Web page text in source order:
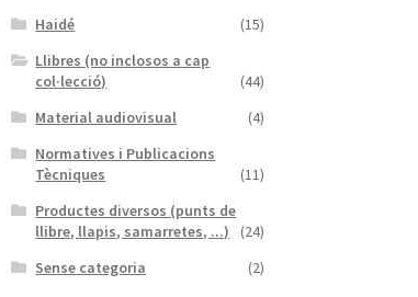
Haidé
(15)
Llibres (no inclosos a cap
col·lecció)
(44)
Material audiovisual
(4)
Normatives i Publicacions
Tècniques
(11)
Productes diversos (punts de
llibre, llapis, samarretes, ...)
(24)
Sense categoria
(2)